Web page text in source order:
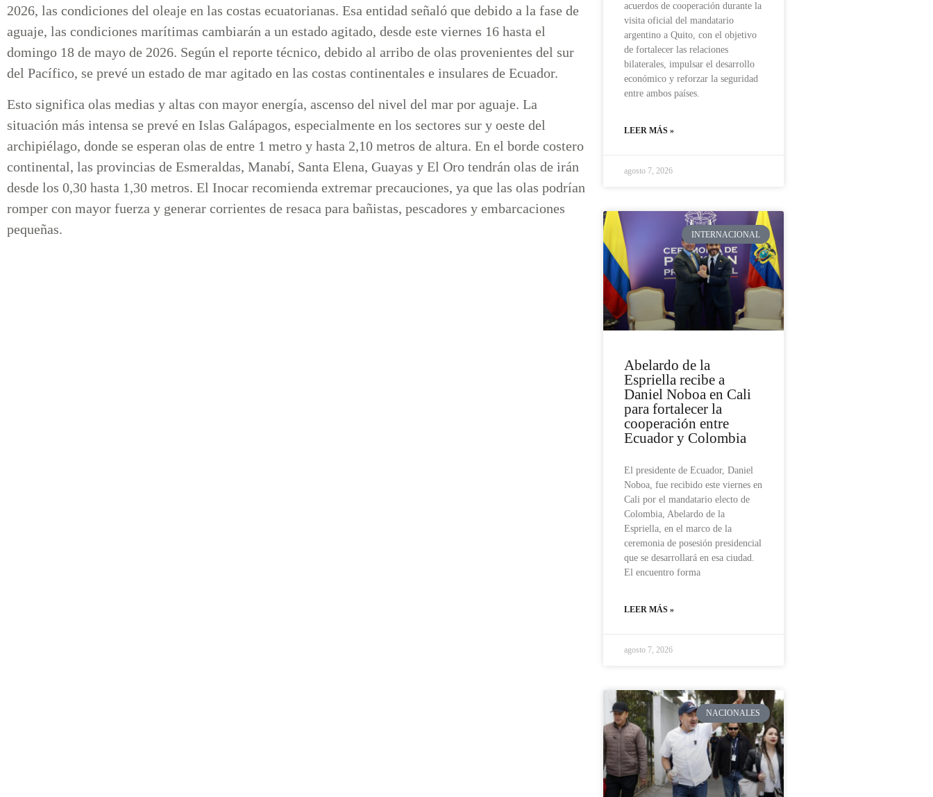
2026, las condiciones del oleaje en las costas ecuatorianas. Esa entidad señaló que debido a la fase de
aguaje, las condiciones marítimas cambiarán a un estado agitado, desde este viernes 16 hasta el
domingo 18 de mayo de 2026. Según el reporte técnico, debido al arribo de olas provenientes del sur
del Pacífico, se prevé un estado de mar agitado en las costas continentales e insulares de Ecuador.
Esto significa olas medias y altas con mayor energía, ascenso del nivel del mar por aguaje. La
situación más intensa se prevé en Islas Galápagos, especialmente en los sectores sur y oeste del
archipiélago, donde se esperan olas de entre 1 metro y hasta 2,10 metros de altura. En el borde costero
continental, las provincias de Esmeraldas, Manabí, Santa Elena, Guayas y El Oro tendrán olas de irán
desde los 0,30 hasta 1,30 metros. El Inocar recomienda extremar precauciones, ya que las olas podrían
romper con mayor fuerza y generar corrientes de resaca para bañistas, pescadores y embarcaciones
pequeñas.
acuerdos de cooperación durante la
visita oficial del mandatario
argentino a Quito, con el objetivo
de fortalecer las relaciones
bilaterales, impulsar el desarrollo
económico y reforzar la seguridad
entre ambos países.
LEER MÁS »
agosto 7, 2026
INTERNACIONAL
Abelardo de la
Espriella recibe a
Daniel Noboa en Cali
para fortalecer la
cooperación entre
Ecuador y Colombia
El presidente de Ecuador, Daniel
Noboa, fue recibido este viernes en
Cali por el mandatario electo de
Colombia, Abelardo de la
Espriella, en el marco de la
ceremonia de posesión presidencial
que se desarrollará en esa ciudad.
El encuentro forma
LEER MÁS »
agosto 7, 2026
NACIONALES